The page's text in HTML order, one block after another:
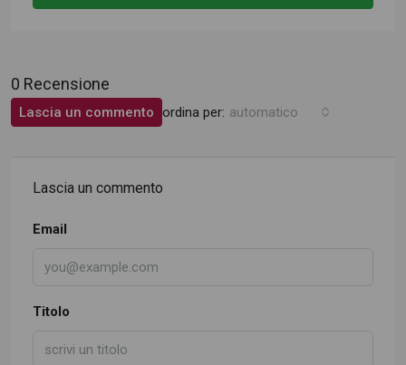
0 Recensione
ordina per: automatico
Lascia un commento
Lascia un commento
Email
Titolo